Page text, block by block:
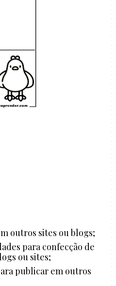
outros sites ou blogs;
para confecção de
ou sites;
publicar em outros